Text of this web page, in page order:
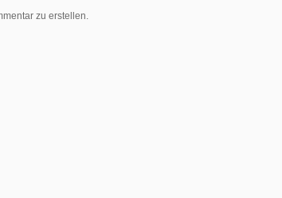
zu erstellen.